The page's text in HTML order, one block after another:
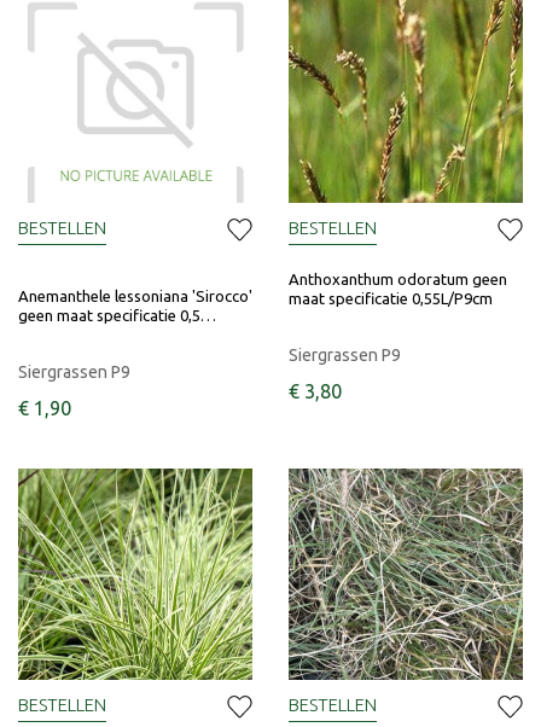
Anemanthele lessoniana 'Sirocco'
geen maat specificatie 0,5…
Siergrassen P9
€ 1 ,90
BESTELLEN
Anthoxanthum odoratum geen
maat specificatie 0,55L/P9cm
Siergrassen P9
€ 3,80
BESTELLEN
BESTELLEN BESTELLEN